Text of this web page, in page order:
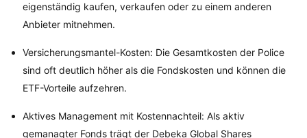
eigenständig kaufen, verkaufen oder zu einem anderen
Anbieter mitnehmen.
Versicherungsmantel-Kosten: Die Gesamtkosten der Police
sind oft deutlich höher als die Fondskosten und können die
ETF-Vorteile aufzehren.
Aktives Management mit Kostennachteil: Als aktiv
gemanagter Fonds trägt der Debeka Global Shares